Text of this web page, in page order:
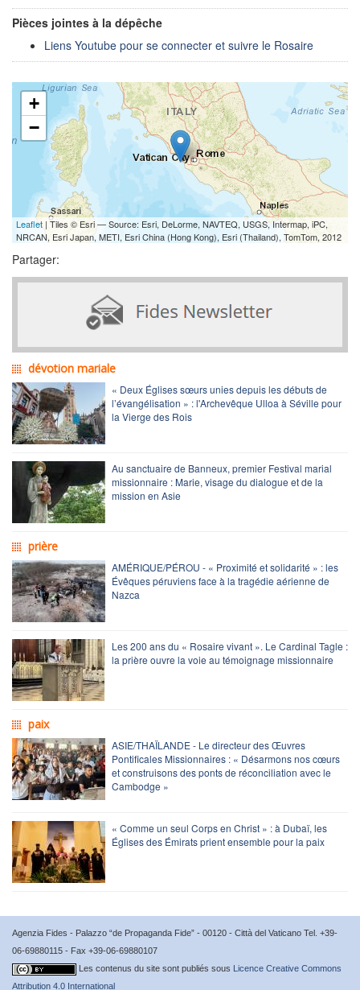
Pièces jointes à la dépêche
Liens Youtube pour se connecter et suivre le Rosaire
+
−
Leaflet | Tiles © Esri — Source: Esri, DeLorme, NAVTEQ, USGS, Intermap, iPC,
NRCAN, Esri Japan, METI, Esri China (Hong Kong), Esri (Thailand), TomTom, 2012
Partager:
dévotion mariale
« Deux Églises sœurs unies depuis les débuts de
l’évangélisation » : l'Archevêque Ulloa à Séville pour
la Vierge des Rois
Au sanctuaire de Banneux, premier Festival marial
missionnaire : Marie, visage du dialogue et de la
mission en Asie
prière
AMÉRIQUE/PÉROU - « Proximité et solidarité » : les
Évêques péruviens face à la tragédie aérienne de
Nazca
Les 200 ans du « Rosaire vivant ». Le Cardinal Tagle :
la prière ouvre la voie au témoignage missionnaire
paix
ASIE/THAÏLANDE - Le directeur des Œuvres
Pontificales Missionnaires : « Désarmons nos cœurs
et construisons des ponts de réconciliation avec le
Cambodge »
« Comme un seul Corps en Christ » : à Dubaï, les
Églises des Émirats prient ensemble pour la paix
Agenzia Fides - Palazzo “de Propaganda Fide” - 00120 - Città del Vaticano Tel. +39-
06-69880115 - Fax +39-06-69880107
Les contenus du site sont publiés sous Licence Creative Commons
Attribution 4.0 International